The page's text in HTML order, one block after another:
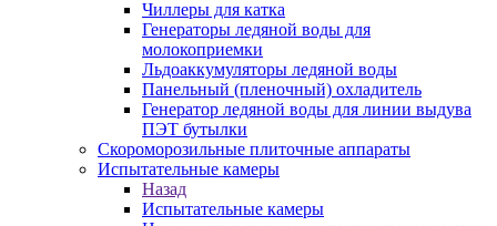
Чиллеры для катка
Генераторы ледяной воды для
молокоприемки
Льдоаккумуляторы ледяной воды
Панельный (пленочный) охладитель
Генератор ледяной воды для линии выдува
ПЭТ бутылки
Скороморозильные плиточные аппараты
Испытательные камеры
Назад
Испытательные камеры